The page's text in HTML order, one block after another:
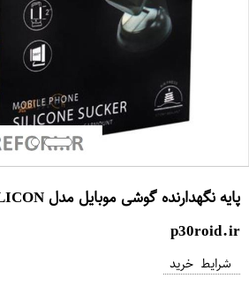
پایه نگهدارنده گوشی موبایل مدل SILICON
p30roid.ir
شرایط خرید